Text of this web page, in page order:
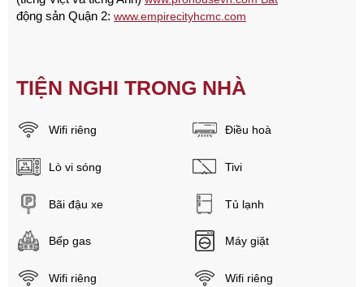
động sản Quận 2: www.empirecityhcmc.com
TIỆN NGHI TRONG NHÀ
Wifi riêng Điều hoà
Lò vi sóng Tivi
Bãi đậu xe Tủ lạnh
Bếp gas Máy giặt
Wifi riêng Wifi riêng